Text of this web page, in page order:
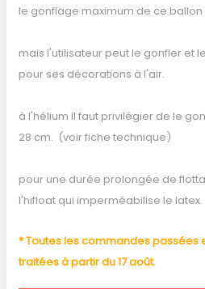
le gonflage maximum de ce
mais l'utilisateur peut le gonfler et
pour ses décorations à l'air.
à l'hélium il faut privilégier de le
28 cm. (voir fiche technique)
pour une durée prolongée de
l'hifloat qui imperméabilise le latex.
* Toutes les commandes passées
traitées à partir du 17 août.